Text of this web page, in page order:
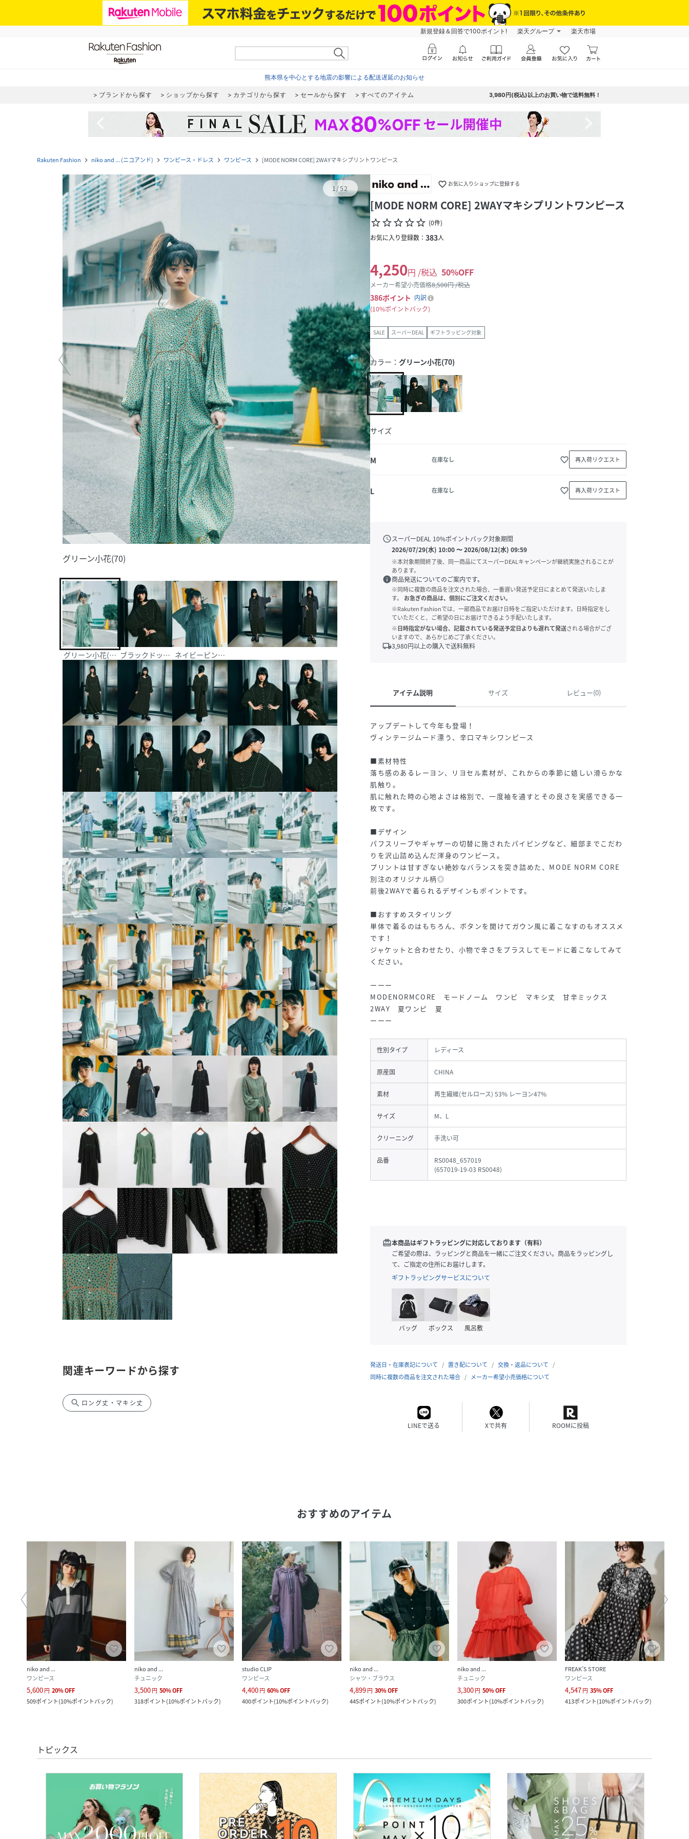
新規登録＆回答で100ポイント! 楽天グループ 楽天市場
熊本県を中心とする地震の影響による配送遅延のお知らせ
ブランドから探す ショップから探す カテゴリから探す セールから探す すべてのアイテム 3,980円(税込)以上のお買い物で送料無料！
Rakuten Fashion navigate_next niko and ... (ニコアンド) navigate_next ワンピース・ドレス navigate_next ワンピース navigate_next [MODE NORM CORE] 2WAYマキシプリントワンピース
1/52
グリーン小花(70)
グリーン小花(70) ブラックドット(19)ネイビーピンドット(88)
関連キーワードから探す
search ロング丈・マキシ丈
favorite_border お気に入りショップに登録する
[MODE NORM CORE] 2WAYマキシプリントワンピース
star_borderstar_borderstar_borderstar_borderstar_border (0件)
お気に入り登録数： 383人
4,250円 /税込 50%OFF
メーカー希望小売価格8,500円 /税込
386ポイント 内訳
10%ポイントバック
SALE スーパーDEAL ギフトラッピング対象
カラー： グリーン小花(70)
サイズ
M 在庫なし favorite_border 再入荷リクエスト
L 在庫なし favorite_border 再入荷リクエスト
scheduleスーパーDEAL 10%ポイントバック対象期間
2026/07/29(水) 10:00〜2026/08/12(水) 09:59
※本対象期間終了後、同一商品にてスーパーDEALキャンペーンが継続実施されることが
あります。
info商品発送についてのご案内です。
※同時に複数の商品を注文された場合、一番遅い発送予定日にまとめて発送いたしま
す。
お急ぎの商品は、個別にご注文ください。
※Rakuten Fashionでは、一部商品でお届け日時をご指定いただけます。日時指定をし
ていただくと、ご希望の日にお届けできるよう手配いたします。
※日時指定がない場合、記載されている発送予定日よりも遅れて発送される場合がござ
いますので、あらかじめご了承ください。
local_shipping3,980円以上の購入で送料無料
アイテム説明 サイズ レビュー(0)
アップデートして今年も登場！
ヴィンテージムード漂う、辛口マキシワンピース
■素材特性
落ち感のあるレーヨン、リヨセル素材が、これからの季節に嬉しい滑らかな
肌触り。
肌に触れた時の心地よさは格別で、一度袖を通すとその良さを実感できる一
枚です。
■デザイン
パフスリーブやギャザーの切替に施されたパイピングなど、細部までこだわ
りを沢山詰め込んだ渾身のワンピース。
プリントは甘すぎない絶妙なバランスを突き詰めた、MODE NORM CORE
別注のオリジナル柄◎
前後2WAYで着られるデザインもポイントです。
■おすすめスタイリング
単体で着るのはもちろん、ボタンを開けてガウン風に着こなすのもオススメ
です！
ジャケットと合わせたり、小物で辛さをプラスしてモードに着こなしてみて
ください。
ーーー
MODENORMCORE モードノーム ワンピ マキシ丈 甘辛ミックス
2WAY 夏ワンピ 夏
ーーー
性別タイプ レディース
原産国 CHINA
素材 再生繊維(セルロース) 53% レーヨン47%
サイズ M、L
クリーニング 手洗い可
品番
RS0048_657019
(657019-19-03 RS0048)
redeem本商品はギフトラッピングに対応しております（有料）
ご希望の際は、ラッピングと商品を一緒にご注文ください。商品をラッピングし
て、ご指定の住所にお届けします。
ギフトラッピングサービスについて
バッグ ボックス 風呂敷
発送日・在庫表記について 置き配について
交換・返品について
同時に複数の商品を注文された場合
メーカー希望小売価格について
LINEで送る Xで共有 ROOMに投稿
おすすめのアイテム
niko and ...
ワンピース
5,600円 20%OFF
509ポイント(10%ポイントバック)
niko and ...
チュニック
3,500円 50%OFF
318ポイント(10%ポイントバック)
studio CLIP
ワンピース
4,400円 60%OFF
400ポイント(10%ポイントバック)
niko and ...
シャツ・ブラウス
4,899円 30%OFF
445ポイント(10%ポイントバック)
niko and ...
チュニック
3,300円 50%OFF
300ポイント(10%ポイントバック)
FREAK’S STORE
ワンピース
4,547円 35%OFF
413ポイント(10%ポイントバック)
トピックス